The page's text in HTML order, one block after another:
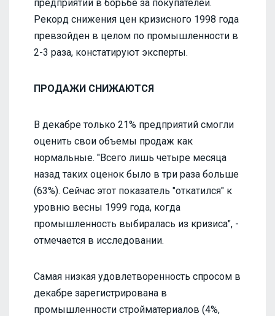
предприятий в борьбе за покупателей.
Рекорд снижения цен кризисного 1998 года
превзойден в целом по промышленности в
2-3 раза, констатируют эксперты.
ПРОДАЖИ СНИЖАЮТСЯ
В декабре только 21% предприятий смогли
оценить свои объемы продаж как
нормальные. "Всего лишь четыре месяца
назад таких оценок было в три раза больше
(63%). Сейчас этот показатель "откатился" к
уровню весны 1999 года, когда
промышленность выбиралась из кризиса", -
отмечается в исследовании.
Самая низкая удовлетворенность спросом в
декабре зарегистрирована в
промышленности стройматериалов (4%,